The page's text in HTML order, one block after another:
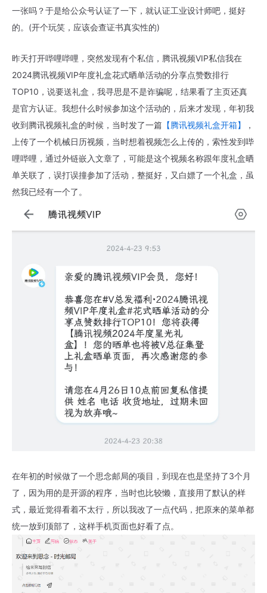
一张吗？于是给公众号认证了一下，就认证工业设计师吧，挺好
的。(开个玩笑，应该会查证书真实性的)
昨天打开哔哩哔哩，突然发现有个私信，腾讯视频VIP私信我在
2024腾讯视频VIP年度礼盒花式晒单活动的分享点赞数排行
TOP10，说要送礼盒，我寻思是不是诈骗呢，结果看了主页还真
是官方认证。我想什么时候参加这个活动的，后来才发现，年初我
收到腾讯视频礼盒的时候，当时发了一篇 【腾讯视频礼盒开箱】
，
上传了一个机械日历视频，当时想着视频怎么上传的，索性发到哔
哩哔哩，通过外链嵌入文章了，可能是这个视频名称跟年度礼盒晒
单关联了，误打误撞参加了活动，整挺好，又白嫖了一个礼盒，虽
然我已经有一个了。
在年初的时候做了一个思念邮局的项目，到现在也是坚持了3个月
了，因为用的是开源的程序，当时也比较懒，直接用了默认的样
式，最近觉得看着不太行，所以我改了一点代码，把原来的菜单都
统一放到顶部了，这样手机页面也好看了点。